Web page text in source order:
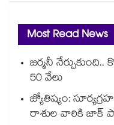
Most Read News
జర్మనీ నేర్చుకుంది..
50 వేలు
జ్యోతిష్యం:
రాశుల వారికి జాక్